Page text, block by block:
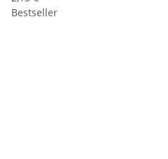
Bestseller